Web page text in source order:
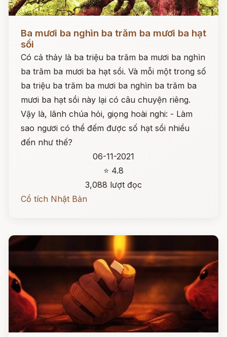
Ba mươi ba nghìn ba trăm ba mươi ba hạt
sồi
Có cả thảy là ba triệu ba trăm ba mươi ba nghìn
ba trăm ba mươi ba hạt sồi. Và mỗi một trong số
ba triệu ba trăm ba mươi ba nghìn ba trăm ba
mươi ba hạt sồi này lại có câu chuyện riêng.
Vậy là, lãnh chúa hỏi, giọng hoài nghi: - Làm
sao ngươi có thể đếm được số hạt sồi nhiều
đến như thế?
06-11-2021
⭐ 4.8
3,088 lượt đọc
Cổ tích Nhật Bản